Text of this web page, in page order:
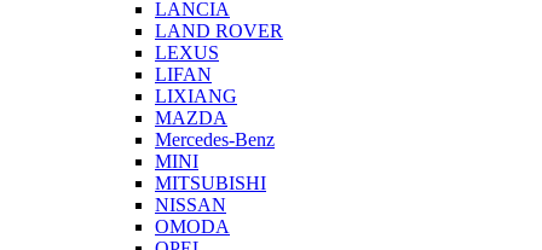
LANCIA
LAND ROVER
LEXUS
LIFAN
LIXIANG
MAZDA
Mercedes-Benz
MINI
MITSUBISHI
NISSAN
OMODA